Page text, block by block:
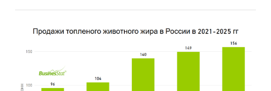
Потребительские цены по месяцам, 2021-
Максимальные, минимальные, средние